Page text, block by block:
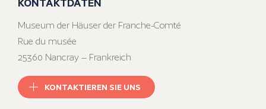
Museum der Häuser der Franche-Comté
Rue du musée
25360 Nancray – Frankreich
KONTAKTIEREN SIE UNS